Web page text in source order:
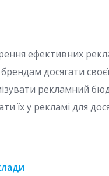
ефективних
досягати своєї
рекламний
їх у рекламі для